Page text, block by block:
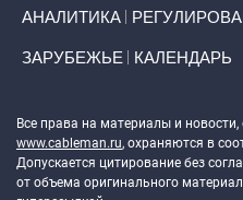
АНАЛИТИКА
ЗАРУБЕЖЬЕ КАЛЕНДАРЬ
Все права на материалы и
www.cableman.ru, охраняются в
Допускается цитирование без
от объема оригинального